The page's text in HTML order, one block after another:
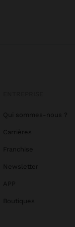
Qui sommes-nous ?
Carrières
Franchise
Newsletter
APP
Boutiques